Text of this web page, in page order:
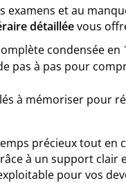
examens et au
détailléevous
condensée en
pas à pas pour
à mémoriser pour
précieux tout en
à un support clair
pour vos